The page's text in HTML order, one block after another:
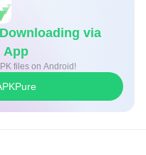
ليكون بذلك هذا التطبيق
وفق منهجية علمية،
تطبيق القراءة السريعة
الاستيعاب للنصوص، ما
via
App
files on Android!